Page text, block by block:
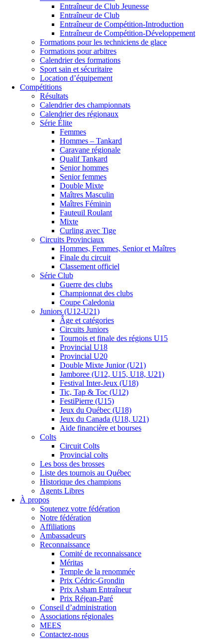
Entraîneur de Club Jeunesse
Entraîneur de Club
Entraîneur de Compétition-Introduction
Entraîneur de Compétition-Développement
Formations pour les techniciens de glace
Formations pour arbitres
Calendrier des formations
Sport sain et sécuritaire
Location d’équipement
Compétitions
Résultats
Calendrier des championnats
Calendrier des régionaux
Série Élite
Femmes
Hommes – Tankard
Caravane régionale
Qualif Tankard
Senior hommes
Senior femmes
Double Mixte
Maîtres Masculin
Maîtres Féminin
Fauteuil Roulant
Mixte
Curling avec Tige
Circuits Provinciaux
Hommes, Femmes, Senior et Maîtres
Finale du circuit
Classement officiel
Série Club
Guerre des clubs
Championnat des clubs
Coupe Caledonia
Juniors (U12-U21)
Âge et catégories
Circuits Juniors
Tournois et finale des régions U15
Provincial U18
Provincial U20
Double Mixte Junior (U21)
Jamboree (U12, U15, U18, U21)
Festival Inter-Jeux (U18)
Tic, Tap & Toc (U12)
FestiPierre (U15)
Jeux du Québec (U18)
Jeux du Canada (U18, U21)
Aide financière et bourses
Colts
Circuit Colts
Provincial colts
Les boss des brosses
Liste des tournois au Québec
Historique des champions
Agents Libres
À propos
Soutenez votre fédération
Notre fédération
Affiliations
Ambassadeurs
Reconnaissance
Comité de reconnaissance
Méritas
Temple de la renommée
Prix Cédric-Grondin
Prix Asham Entraîneur
Prix Réjean-Paré
Conseil d’administration
Associations régionales
MEES
Contactez-nous